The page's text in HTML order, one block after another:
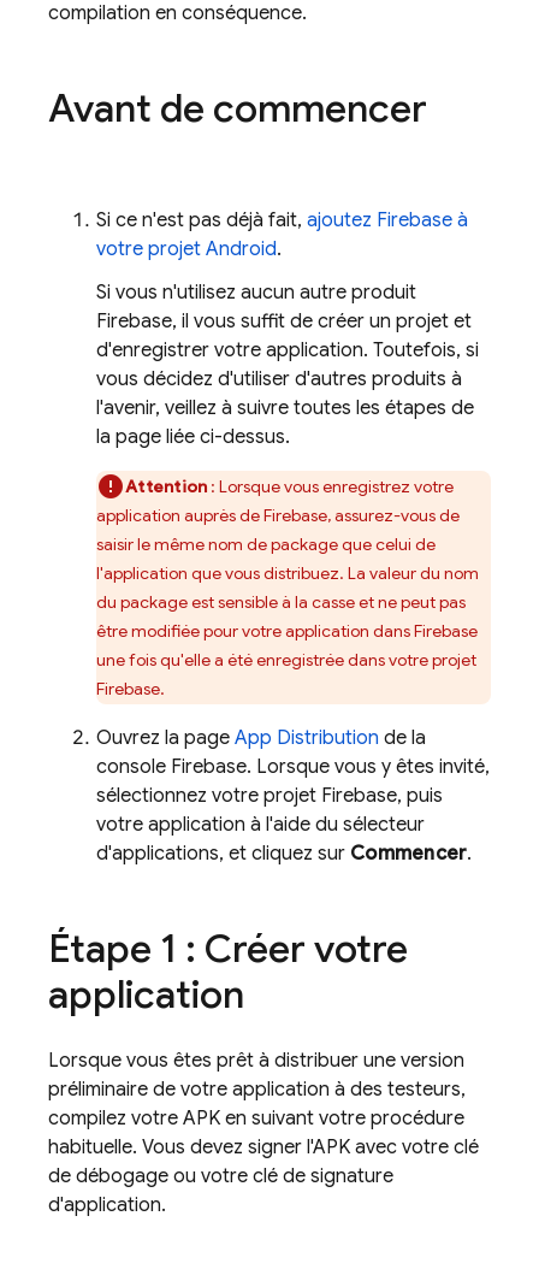
compilation en conséquence.
Avant de commencer
Si ce n'est pas déjà fait, ajoutez Firebase à
votre projet Android.
Si vous n'utilisez aucun autre produit
Firebase, il vous suffit de créer un projet et
d'enregistrer votre application. Toutefois, si
vous décidez d'utiliser d'autres produits à
l'avenir, veillez à suivre toutes les étapes de
la page liée ci-dessus.
Attention : Lorsque vous enregistrez votre
application auprès de Firebase, assurez-vous de
saisir le même nom de package que celui de
l'application que vous distribuez. La valeur du nom
du package est sensible à la casse et ne peut pas
être modifiée pour votre application dans Firebase
une fois qu'elle a été enregistrée dans votre projet
Firebase.
Ouvrez la page App Distribution de la
console Firebase. Lorsque vous y êtes invité,
sélectionnez votre projet Firebase, puis
votre application à l'aide du sélecteur
d'applications, et cliquez sur Commencer.
Étape 1 : Créer votre
application
Lorsque vous êtes prêt à distribuer une version
préliminaire de votre application à des testeurs,
compilez votre APK en suivant votre procédure
habituelle. Vous devez signer l'APK avec votre clé
de débogage ou votre clé de signature
d'application.